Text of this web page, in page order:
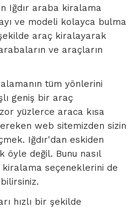
Iğdır araba kiralama
ve modeli kolayca bulma
araç kiralayarak
ve araçların
tüm yönlerini
geniş bir araç
yüzlerce araca kısa
web sitemizden sizin
Iğdır'dan eskiden
öyle değil. Bunu nasıl
seçeneklerini de
hızlı bir şekilde